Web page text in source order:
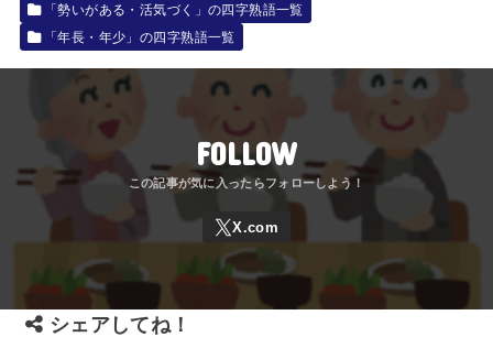
「勢いがある・活気づく」の四字熟語一覧
「年長・年少」の四字熟語一覧
FOLLOW
シェアしてね！